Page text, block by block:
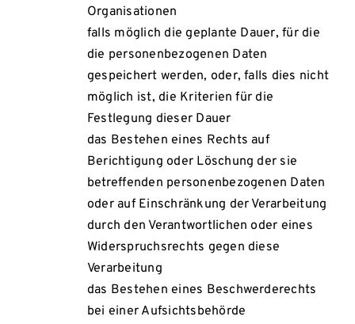
Organisationen
falls möglich die geplante Dauer, für die
die personenbezogenen Daten
gespeichert werden, oder, falls dies nicht
möglich ist, die Kriterien für die
Festlegung dieser Dauer
das Bestehen eines Rechts auf
Berichtigung oder Löschung der sie
betreffenden personenbezogenen Daten
oder auf Einschränkung der Verarbeitung
durch den Verantwortlichen oder eines
Widerspruchsrechts gegen diese
Verarbeitung
das Bestehen eines Beschwerderechts
bei einer Aufsichtsbehörde